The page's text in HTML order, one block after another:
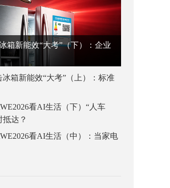
箱新能效“大考”（下）：企业
冰箱新能效“大考”（上）：标准
看AI生活（下）“人车
达？
看AI生活（中）：当家电